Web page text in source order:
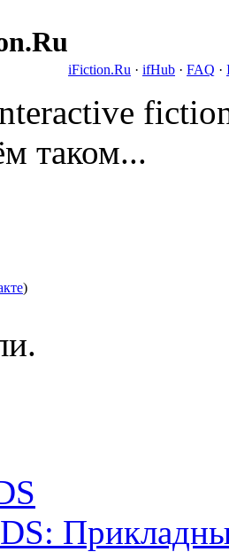
iFiction.Ru · ifHub · FAQ ·
таком...
)